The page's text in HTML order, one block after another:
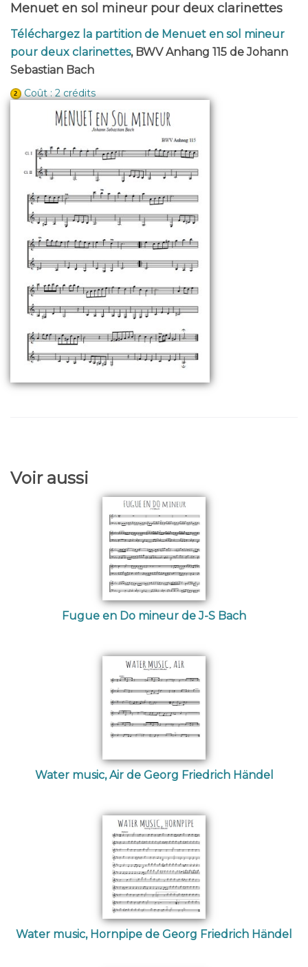
Menuet en sol mineur pour deux clarinettes
Téléchargez la partition de Menuet en sol mineur
pour deux clarinettes, BWV Anhang 115 de Johann
Sebastian Bach
Coût : 2 crédits
Voir aussi
Fugue en Do mineur de J-S Bach
Water music, Air de Georg Friedrich Händel
Water music, Hornpipe de Georg Friedrich Händel